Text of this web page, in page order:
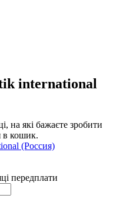
international
на які бажаєте зробити
в кошик.
передплати